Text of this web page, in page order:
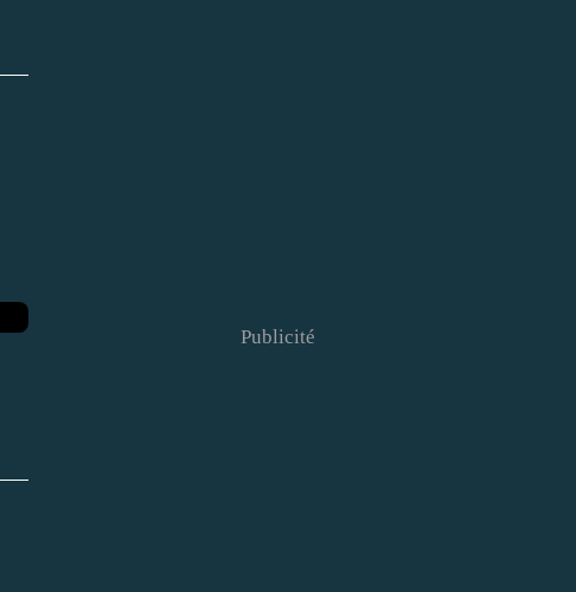
Publicité